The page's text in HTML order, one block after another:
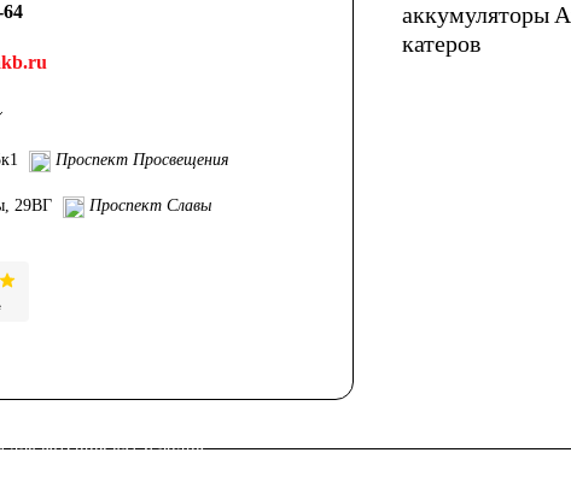
19
яхт
катеров, яхт и лодок
64
Проспект Просвещения
29ВГ Проспект Славы
аккумуляторы
катеров